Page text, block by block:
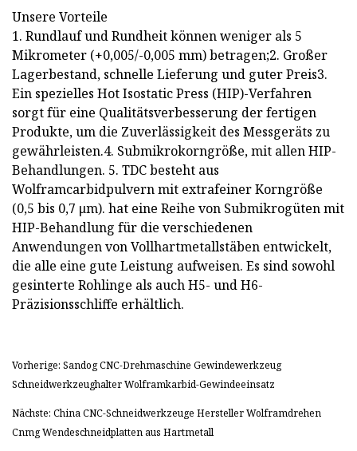
Unsere Vorteile
1. Rundlauf und Rundheit können weniger als 5
Mikrometer (+0,005/-0,005 mm) betragen;2. Großer
Lagerbestand, schnelle Lieferung und guter Preis3.
Ein spezielles Hot Isostatic Press (HIP)-Verfahren
sorgt für eine Qualitätsverbesserung der fertigen
Produkte, um die Zuverlässigkeit des Messgeräts zu
gewährleisten.4. Submikrokorngröße, mit allen HIP-
Behandlungen. 5. TDC besteht aus
Wolframcarbidpulvern mit extrafeiner Korngröße
(0,5 bis 0,7 μm). hat eine Reihe von Submikrogüten mit
HIP-Behandlung für die verschiedenen
Anwendungen von Vollhartmetallstäben entwickelt,
die alle eine gute Leistung aufweisen. Es sind sowohl
gesinterte Rohlinge als auch H5- und H6-
Präzisionsschliffe erhältlich.
Vorherige: Sandog CNC-Drehmaschine Gewindewerkzeug
Schneidwerkzeughalter Wolframkarbid-Gewindeeinsatz
Nächste: China CNC-Schneidwerkzeuge Hersteller Wolframdrehen
Cnmg Wendeschneidplatten aus Hartmetall